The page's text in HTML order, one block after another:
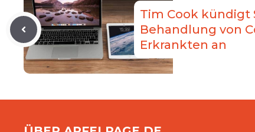
Tim Cook kündigt
Behandlung von
Erkrankten an